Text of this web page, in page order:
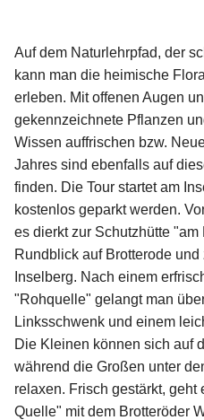
Auf dem Naturlehrpfad, der
kann man die heimische
erleben. Mit offenen Augen
gekennzeichnete Pflanzen
Wissen auffrischen bzw.
Jahres sind ebenfalls auf
finden. Die Tour startet am
kostenlos geparkt werden.
es dierkt zur Schutzhütte
Rundblick auf Brotterode
Inselberg. Nach einem
"Rohquelle" gelangt man
Linksschwenk und einem
Die Kleinen können sich auf
während die Großen unter
relaxen. Frisch gestärkt,
Quelle" mit dem Brotteröder